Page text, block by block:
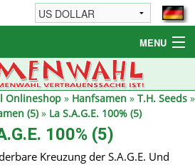
MENU
Onlineshop» Hanfsamen » T.H. Seeds»
(5)» La S.A.G.E. 100% (5)
100% (5)
Kreuzung der S.A.G.E. Und